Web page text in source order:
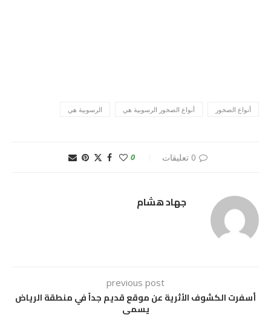
أنواع الصخور أنواع الصخور الرسوبية هي الرسوبية هي
0 تعليقات 0
جهاد هشام
previous post
أسفرت الكشوف الأثرية عن موقع قديم جداً في منطقة الرياض
يسمى